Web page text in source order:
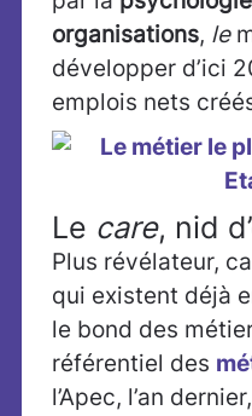
organisations, le
développer d’ici
emplois nets
Le care, nid
Plus révélateur,
qui existent déjà
le bond des
référentiel des
l’Apec, l’an